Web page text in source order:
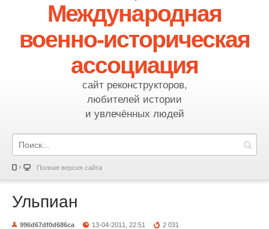
Международная
военно-историческая
ассоциация
сайт реконструкторов,
любителей истории
и увлечённых людей
Полная версия сайта
Ульпиан
996d67df0d686ca 13-04-2011, 22:51 2 031